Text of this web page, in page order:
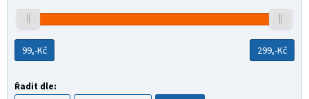
99,-Kč 299,-Kč
Řadit dle: